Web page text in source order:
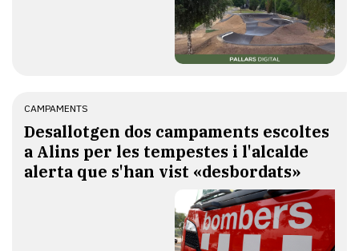
CAMPAMENTS
​Desallotgen dos campaments escoltes
a Alins per les tempestes i l'alcalde
alerta que s'han vist «desbordats»